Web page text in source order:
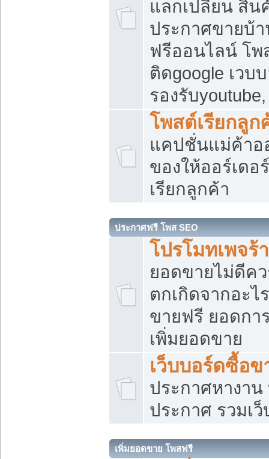
แลกเปลี่ยน สิน
ประกาศขายบ้
ฟรีออนไลน์ โพ
ติดgoogle เวบ
รองรับ
โพสต์เรียกลูก
แคปชั่นแม่ค้าอ
ของให้ออร์เดอ
เรียกลูกค้า
ประกาศฟรี โพส SEO
โปรโมทเพจร้
ยอดขายไม่ดีค
ตกเกิดจากอะไ
ขายฟรี ยอดกา
เพิ่มยอดขาย
เว็บบอร์ดซื้อข
ประกาศหางาน
ประกาศ รวมเ
เพิ่มยอดขาย โพสฟรี